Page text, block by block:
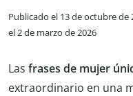
Publicado el 13 de octubre de
el 2 de marzo de 2026
Las frases de mujer
extraordinario en una